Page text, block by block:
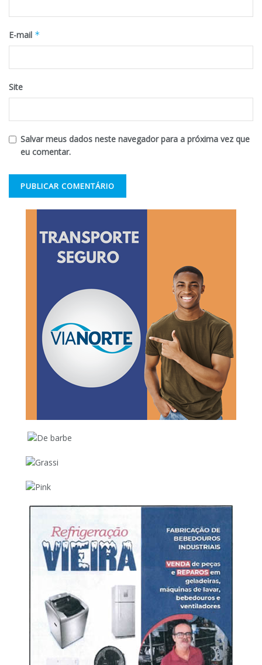
E-mail *
Site
Salvar meus dados neste navegador para a próxima vez que
eu comentar.